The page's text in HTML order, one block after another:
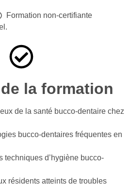
Formation non-certifiante
la formation
de la santé bucco-dentaire chez
bucco-dentaires fréquentes en
techniques d’hygiène bucco-
résidents atteints de troubles